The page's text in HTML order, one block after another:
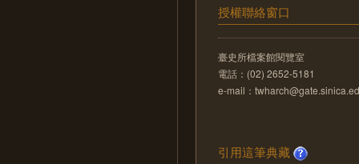
授權聯絡窗口
臺史所檔案館閱覽室
電話：(02) 2652-5181
e-mail：
引用這筆典藏